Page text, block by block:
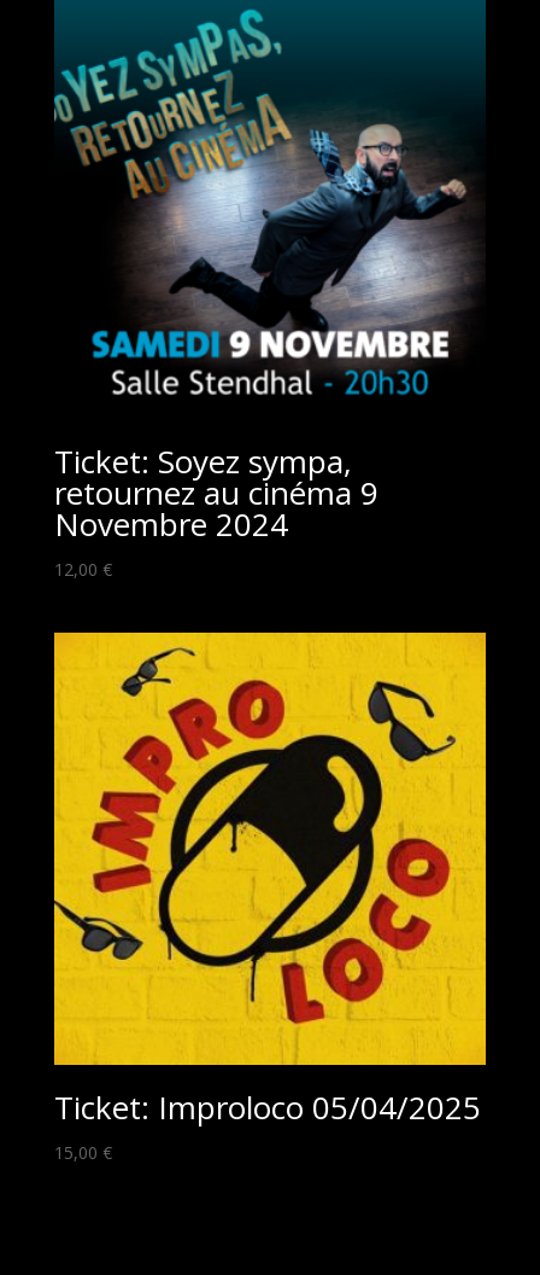
Ticket: Soyez sympa,
retournez au cinéma 9
Novembre 2024
12,00 €
Ticket: Improloco 05/04/2025
15,00 €